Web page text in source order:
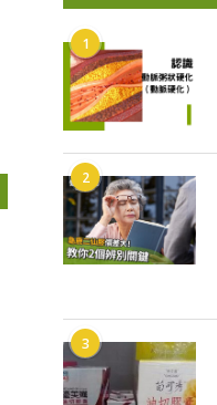
1
2
3